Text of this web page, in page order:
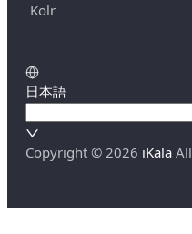
Kolr
日本語
Copyright © 2026 iKala